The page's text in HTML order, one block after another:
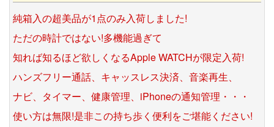
純箱入の超美品が1点のみ入荷しました!
ただの時計ではない!多機能過ぎて
知れば知るほど欲しくなるApple WATCHが限定入荷!
ハンズフリー通話、キャッスレス決済、音楽再生、
ナビ、タイマー、健康管理、iPhoneの通知管理・・・
使い方は無限!是非この持ち歩く便利をご堪能ください!